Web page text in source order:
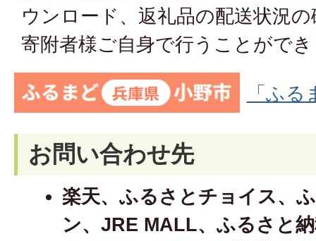
ウンロード、返礼品の配送状況
寄附者様ご自身で行うことがで
「ふ
お問い合わせ先
楽天、ふるさとチョイス、
ン、JRE MALL、ふるさと